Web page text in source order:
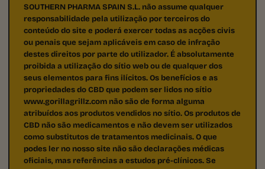
SOUTHERN PHARMA SPAIN S.L. não assume qualquer
responsabilidade pela utilização por terceiros do
conteúdo do site e poderá exercer todas as acções civis
ou penais que sejam aplicáveis em caso de infração
destes direitos por parte do utilizador. É absolutamente
proibida a utilização do sítio web ou de qualquer dos
seus elementos para fins ilícitos. Os benefícios e as
propriedades do CBD que podem ser lidos no sítio
www.gorillagrillz.com não são de forma alguma
atribuídos aos produtos vendidos no sítio. Os produtos de
CBD não são medicamentos e não devem ser utilizados
como substitutos de tratamentos medicinais. O que
podes ler no nosso site não são declarações médicas
oficiais, mas referências a estudos pré-clínicos. Se